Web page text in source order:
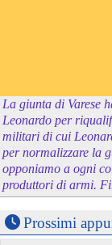
La giunta di Varese
Leonardo per
militari di cui
per normalizzare la
opponiamo a ogni
produttori di armi.
Prossimi